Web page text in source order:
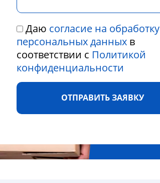
Даю согласие на обработку
персональных данных в
соответствии с Политикой
конфиденциальности
ОТПРАВИТЬ ЗАЯВКУ